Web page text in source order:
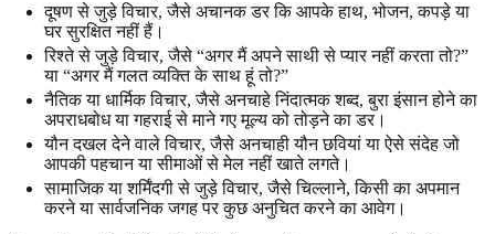
दूषण से जुड़े विचार, जैसे अचानक डर कि आपके हाथ, भोजन, कपड़े या
घर सुरक्षित नहीं हैं।
रिश्ते से जुड़े विचार, जैसे “अगर मैं अपने साथी से प्यार नहीं करता तो?”
या “अगर मैं गलत व्यक्ति के साथ हूं तो?”
नैतिक या धार्मिक विचार, जैसे अनचाहे निंदात्मक शब्द, बुरा इंसान होने का
अपराधबोध या गहराई से माने गए मूल्य को तोड़ने का डर।
यौन दखल देने वाले विचार, जैसे अनचाही यौन छवियां या ऐसे संदेह जो
आपकी पहचान या सीमाओं से मेल नहीं खाते लगते।
सामाजिक या शर्मिंदगी से जुड़े विचार, जैसे चिल्लाने, किसी का अपमान
करने या सार्वजनिक जगह पर कुछ अनुचित करने का आवेग।